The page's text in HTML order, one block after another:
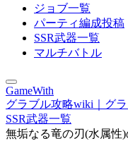
ジョブ一覧
パーティ編成投稿
SSR武器一覧
マルチバトル
GameWith
グラブル攻略wiki｜グ
SSR武器一覧
無垢なる竜の刃(水属性)